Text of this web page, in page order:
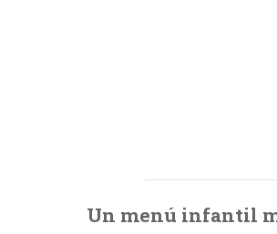
Un menú infantil